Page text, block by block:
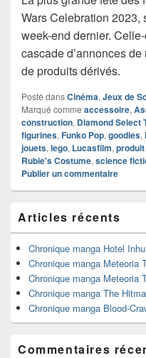
Wars Celebration 2023,
week-end dernier.
cascade d’annonces
de produits dérivés.
Posté dansCinéma, Jeux de
Marqué comme accessoire,
construction, Diamond Select
figurines, Funko Pop, goodies,
jouets, lego, Lucasfilm,
Rubie's Costume, science
Publier un commentaire
principale
de
widget
pour
barre
latérale
Articles récents
Chronique manga Hotel
Chronique manga Meteoria
Chronique manga Meteoria
Chronique manga The
Chronique manga Blood-
Commentaires